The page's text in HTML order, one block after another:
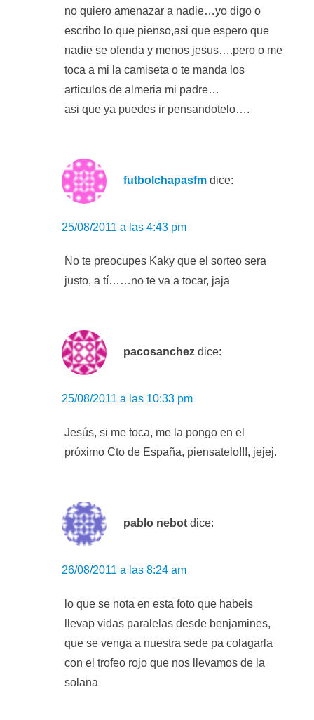
no quiero amenazar a nadie…yo digo o
escribo lo que pienso,asi que espero que
nadie se ofenda y menos jesus….pero o me
toca a mi la camiseta o te manda los
articulos de almeria mi padre…
asi que ya puedes ir pensandotelo….
futbolchapasfm dice:
25/08/2011 a las 4:43 pm
No te preocupes Kaky que el sorteo sera
justo, a tí……no te va a tocar, jaja
pacosanchez dice:
25/08/2011 a las 10:33 pm
Jesús, si me toca, me la pongo en el
próximo Cto de España, piensatelo!!!, jejej.
pablo nebot dice:
26/08/2011 a las 8:24 am
lo que se nota en esta foto que habeis
llevap vidas paralelas desde benjamines,
que se venga a nuestra sede pa colagarla
con el trofeo rojo que nos llevamos de la
solana